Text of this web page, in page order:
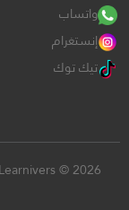
واتساب
إنستغرام
تيك توك
Learnivers © 2026 . جميع الحقوق محفوظة. تم التطوير بواسطة